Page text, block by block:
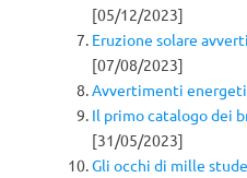
[05/12/2023]
Eruzione solare
[07/08/2023]
Avvertimenti
Il primo catalogo dei
[31/05/2023]
Gli occhi di mille